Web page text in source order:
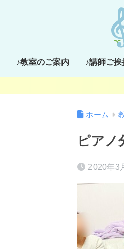
♪教室のご案内 ♪講師ご挨
ホーム
ピアノ
2020年3